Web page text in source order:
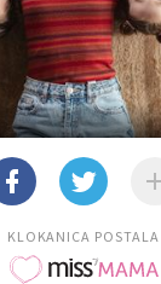
KLOKANICA POSTALA